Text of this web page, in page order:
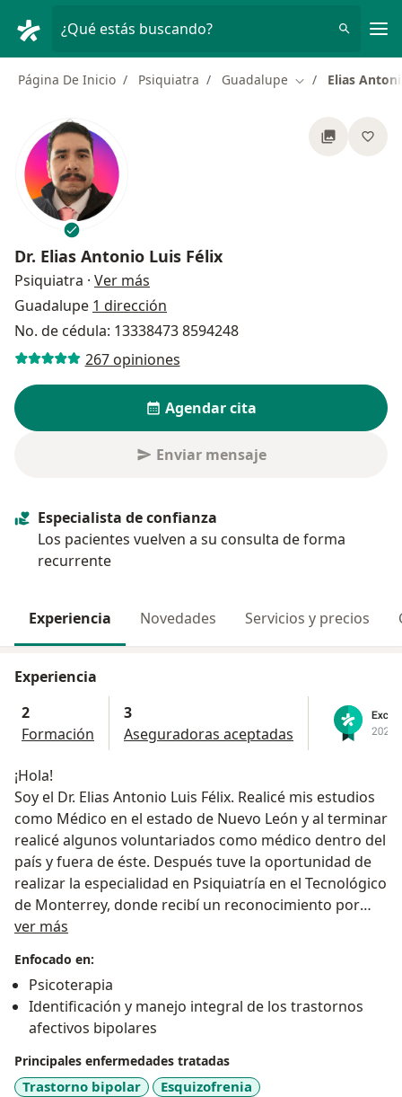
¿Qué estás buscando?
Página De Inicio Psiquiatra Guadalupe Cambiar de
Elias
Dr. Elias Antonio Luis Félix
Psiquiatra · Ver más
Guadalupe 1 dirección
No. de cédula: 13338473 8594248
267 opiniones
Agendar cita
Enviar mensaje
Especialista de confianza
Los pacientes vuelven a su consulta de forma
recurrente
Experiencia Novedades Servicios y precios
Experiencia
2
Formación
3
Aseguradoras aceptadas
¡Hola!
Soy el Dr. Elias Antonio Luis Félix. Realicé mis estudios
como Médico en el estado de Nuevo León y al terminar
realicé algunos voluntariados como médico dentro del
país y fuera de éste. Después tuve la oportunidad de
realizar la especialidad en Psiquiatría en el Tecnológico
de Monterrey, donde recibí un reconocimiento por
haberme desempeñado destacadamente como jefe de
He realizado además diversos cursos de actualización
relevantes a mi especialidad y actualmente trabajo
atendiendo pacientes con depresión, ansiedad,
trastorno bipolar, problemas de sueño, déficit de
atención, entre otros ayudándoles en sus procesos
mediante los servicios de psiquiatría y psicoterapia.
ver más
Enfocado en:
Psicoterapia
Identificación y manejo integral de los trastornos
afectivos bipolares
Principales enfermedades tratadas
Trastorno bipolar
Esquizofrenia